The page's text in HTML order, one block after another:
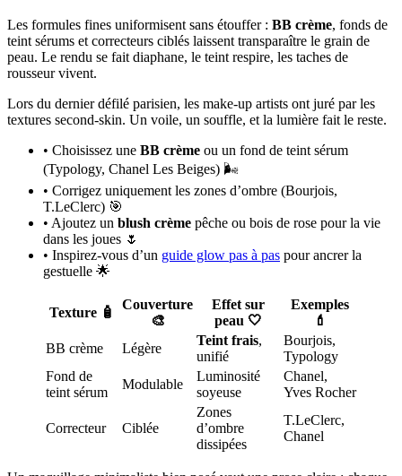
Les formules fines uniformisent sans étouffer : BB crème, fonds de
teint sérums et correcteurs ciblés laissent transparaître le grain de
peau. Le rendu se fait diaphane, le teint respire, les taches de
rousseur vivent.
Lors du dernier défilé parisien, les make-up artists ont juré par les
textures second-skin. Un voile, un souffle, et la lumière fait le reste.
• Choisissez une BB crème ou un fond de teint sérum
(Typology, Chanel Les Beiges) 🌬️
• Corrigez uniquement les zones d’ombre (Bourjois,
T.LeClerc) 🎯
• Ajoutez un blush crème pêche ou bois de rose pour la vie
dans les joues 🌷
• Inspirez-vous d’un guide glow pas à pas pour ancrer la
gestuelle 🌟
Texture 🧴
Couverture
🎨
Effet sur
peau 🤍
Exemples
💄
BB crème
Légère
Teint frais,
unifié
Bourjois,
Typology
Fond de
teint sérum
Modulable
Luminosité
soyeuse
Chanel,
Yves Rocher
Correcteur Ciblée
Zones
d’ombre
dissipées
T.LeClerc,
Chanel